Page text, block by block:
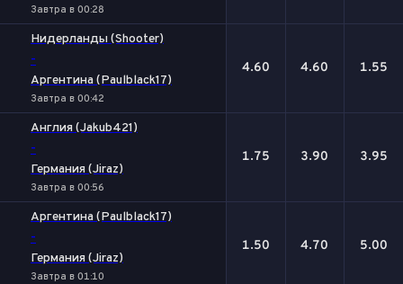
Завтра в 00:28
Нидерланды (Shooter)
-
Аргентина (Paulblack17)
Завтра в 00:42
4.60 4.60 1.55
Англия (Jakub421)
-
Германия (Jiraz)
Завтра в 00:56
1.75 3.90 3.95
Аргентина (Paulblack17)
-
Германия (Jiraz)
Завтра в 01:10
1.50 4.70 5.00